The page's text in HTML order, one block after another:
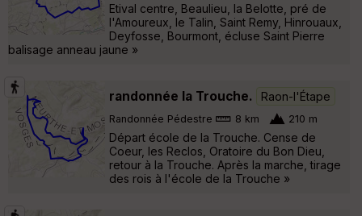
Etival centre, Beaulieu, la Belotte, pré de
l'Amoureux, le Talin, Saint Remy, Hinrouaux,
Deyfosse, Bourmont, écluse Saint Pierre
balisage anneau jaune »
randonnée la Trouche. Raon-l'Étape
Randonnée Pédestre 8 km 210 m
Départ école de la Trouche. Cense de
Coeur, les Reclos, Oratoire du Bon Dieu,
retour à la Trouche. Après la marche, tirage
des rois à l'école de la Trouche »